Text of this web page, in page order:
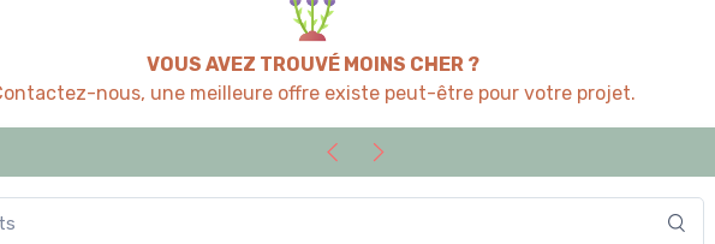
VOUS AVEZ TROUVÉ MOINS CHER ?
nous, une meilleure offre existe peut-être pour votre projet.